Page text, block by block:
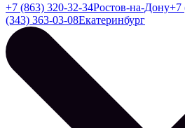
+7 (863) 320-32-34Ростов-на-Дону+7
(343) 363-03-08Екатеринбург